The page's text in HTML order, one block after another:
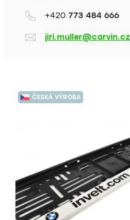
+420 773 484 666
jiri.muller@carvin.cz
ČESKÁ VÝROBA